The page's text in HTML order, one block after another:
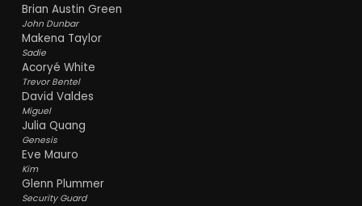
Brian Austin Green
John Dunbar
Makena Taylor
Sadie
Acoryé White
Trevor Bentel
David Valdes
Miguel
Julia Quang
Genesis
Eve Mauro
Kim
Glenn Plummer
Security Guard